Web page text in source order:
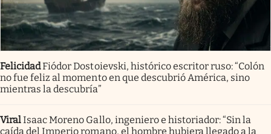
FelicidadFiódor Dostoievski, histórico escritor ruso: “Colón
no fue feliz al momento en que descubrió América, sino
mientras la descubría”
ViralIsaac Moreno Gallo, ingeniero e historiador: “Sin la
caída del Imperio romano, el hombre hubiera llegado a la